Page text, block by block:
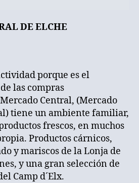
DE ELCHE
porque es el
las compras
Central, (Mercado
tiene un ambiente familiar,
frescos, en muchos
Productos cárnicos,
y mariscos de la Lonja de
y una gran selección de
Camp d´Elx.